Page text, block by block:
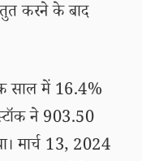
करने के बाद
साल में 16.4%
ने 903.50
मार्च 13, 2024